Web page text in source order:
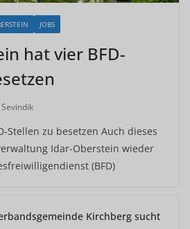
JOBS
hat vier BFD-
Stellen zu besetzen Auch dieses
Idar-Oberstein wieder
(BFD)
Kirchberg sucht